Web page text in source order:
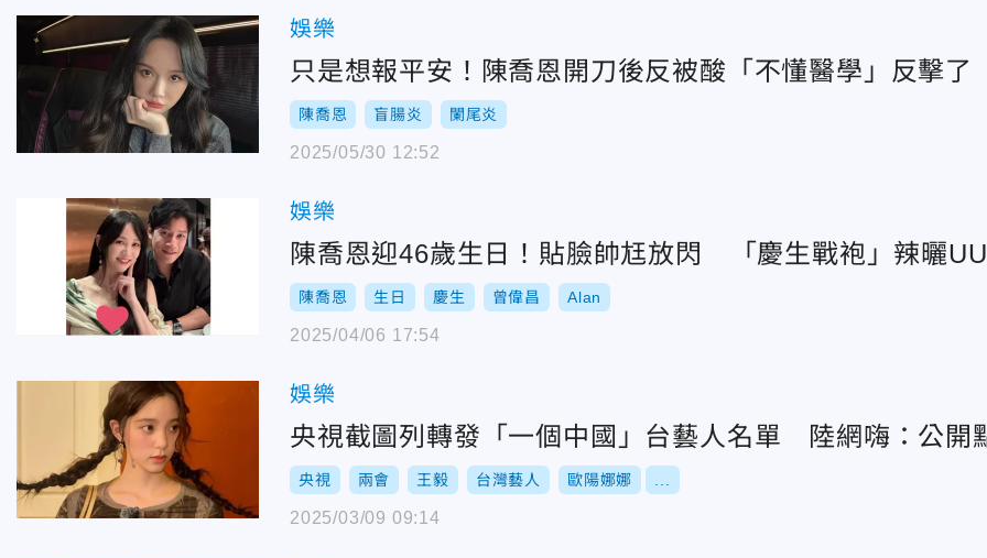
娛樂
只是想報平安！陳喬恩開刀後反被酸「不懂醫學」反擊了
陳喬恩 盲腸炎 闌尾炎
2025/05/30 12:52
娛樂
陳喬恩迎46歲生日！貼臉帥尪放閃 「慶生戰袍」辣曬UU
陳喬恩 生日 慶生 曾偉昌 Alan
2025/04/06 17:54
娛樂
央視截圖列轉發「一個中國」台藝人名單 陸網嗨：公開
央視 兩會 王毅 台灣藝人 歐陽娜娜
2025/03/09 09:14